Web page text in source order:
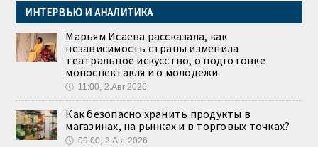
ИНТЕРВЬЮ И АНАЛИТИКА
Марьям Исаева рассказала, как
независимость страны изменила
театральное искусство, о подготовке
моноспектакля и о молодёжи
🕔 11:00, 2.Авг 2026
Как безопасно хранить продукты в
магазинах, на рынках и в торговых точках?
🕔 09:00, 2.Авг 2026